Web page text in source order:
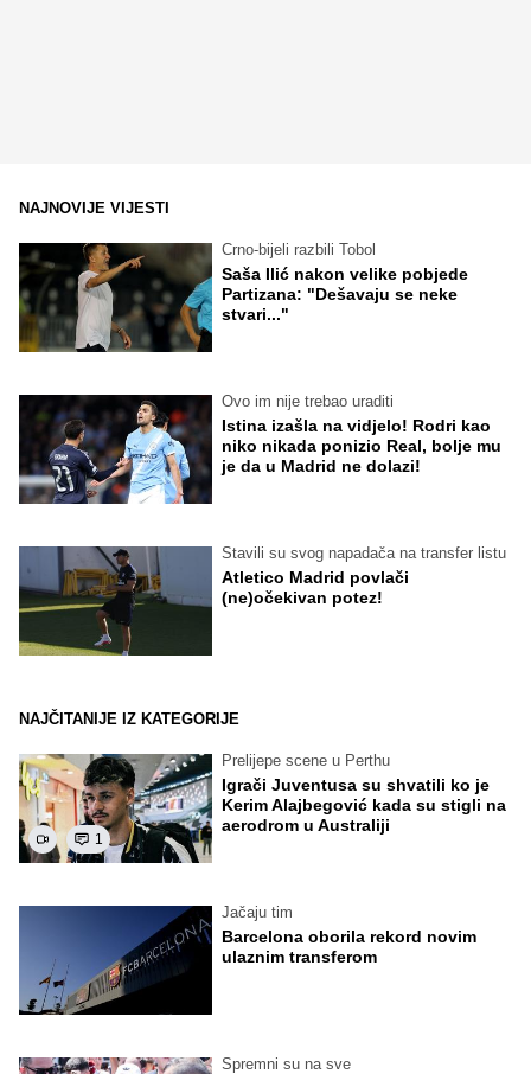
NAJNOVIJE VIJESTI
Crno-bijeli razbili Tobol
Saša Ilić nakon velike pobjede
Partizana: "Dešavaju se neke
stvari..."
Ovo im nije trebao uraditi
Istina izašla na vidjelo! Rodri kao
niko nikada ponizio Real, bolje mu
je da u Madrid ne dolazi!
Stavili su svog napadača na transfer listu
Atletico Madrid povlači
(ne)očekivan potez!
NAJČITANIJE IZ KATEGORIJE
1
Prelijepe scene u Perthu
Igrači Juventusa su shvatili ko je
Kerim Alajbegović kada su stigli na
aerodrom u Australiji
Jačaju tim
Barcelona oborila rekord novim
ulaznim transferom
Spremni su na sve